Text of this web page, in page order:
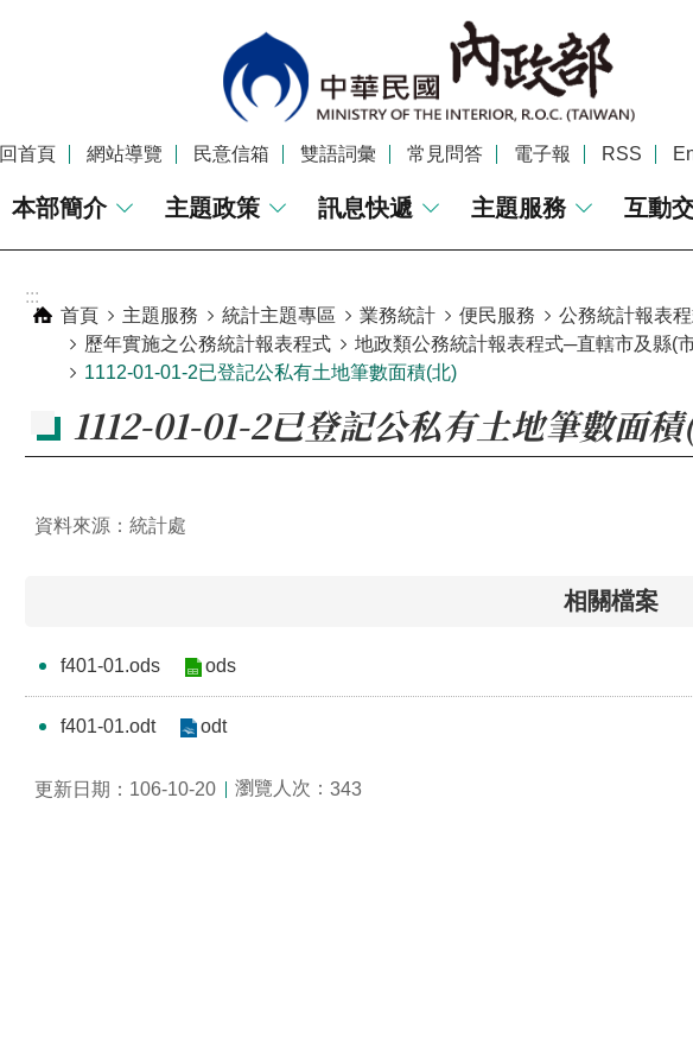
回首頁 網站導覽 民意信箱 雙語詞彙 常見問答 電子報 RSS
本部簡介 主題政策 訊息快遞 主題服務 互動
:::
首頁
主題服務 統計主題專區 業務統計 便民服務 公務統計報表
歷年實施之公務統計報表程式
地政類公務統計報表程式─直轄市及縣(
1112-01-01-2已登記公私有土地筆數面積(北)
1112-01-01-2已登記公私有土地筆數面
資料來源：統計處
相關檔案
f401-01.ods ods
f401-01.odt odt
更新日期：106-10-20 瀏覽人次： 343